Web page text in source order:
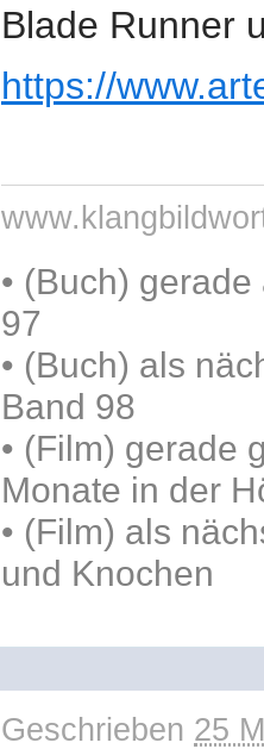
Blade Runner
https://
• (Buch) gerade
97
• (Buch) als
Band 98
• (Film) gerade
Monate in der
• (Film) als
und Knochen
Geschrieben 25